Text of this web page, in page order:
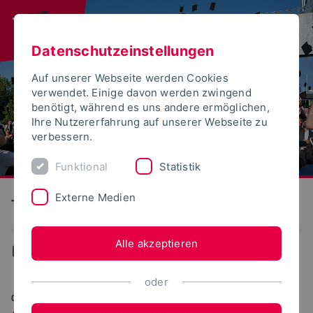
Technische Hochschule Ostwestfalen-Lippe
07.07.2026
Datenschutzeinstellungen
Auf unserer Webseite werden Cookies
verwendet. Einige davon werden zwingend
benötigt, während es uns andere ermöglichen,
Ihre Nutzererfahrung auf unserer Webseite zu
verbessern.
Funktional Statistik
Externe Medien
Alle akzeptieren
oder